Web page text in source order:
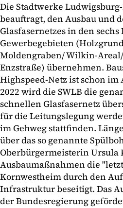
Die Stadtwerke
beauftragt, den Ausbau und
Glasfasernetzes in den
Gewerbegebieten
Moldengraben/ Wilkin-
Enzstraße) übernehmen.
Highspeed-Netz ist schon im
2022 wird die SWLB die
schnellen Glasfasernetz
für die Leitungslegung
im Gehweg stattfinden.
über das so genannte
Oberbürgermeisterin Ursula
Ausbaumaßnahmen die
Kornwestheim durch den
Infrastruktur beseitigt. Das
der Bundesregierung